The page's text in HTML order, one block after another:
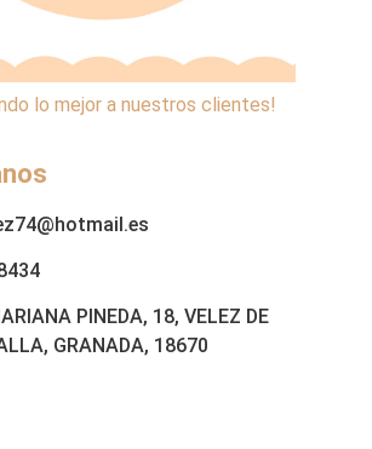
lo mejor a nuestros clientes!
PINEDA, 18, VELEZ DE
GRANADA, 18670